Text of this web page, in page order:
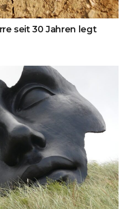
seit 30 Jahren legt